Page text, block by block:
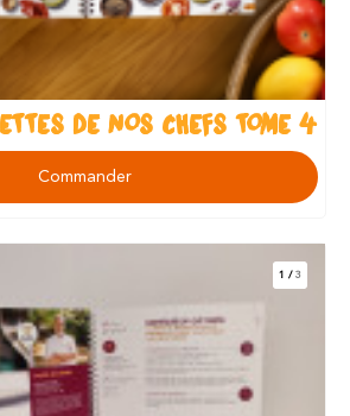
DE NOS CHEFS TOME 4
Commander
1 / 3